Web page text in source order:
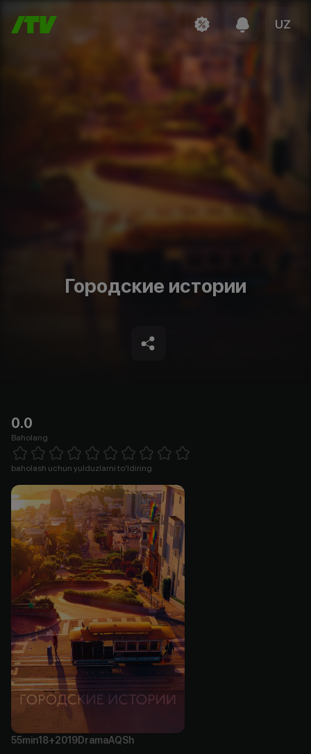
UZ
Городские истории
0.0
Baholang
1 Star 2 Stars 3 Stars 4 Stars5 Stars 6 Stars7 Stars8 Stars
baholash uchun yulduzlarni to'ldiring
55min18+2019DramaAQSh